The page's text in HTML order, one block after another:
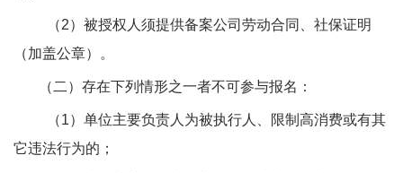
（2）被授权人须提供备案公司劳动合同、社保证明
（加盖公章）。
（二）存在下列情形之一者不可参与报名：
（1）单位主要负责人为被执行人、限制高消费或有其
它违法行为的；